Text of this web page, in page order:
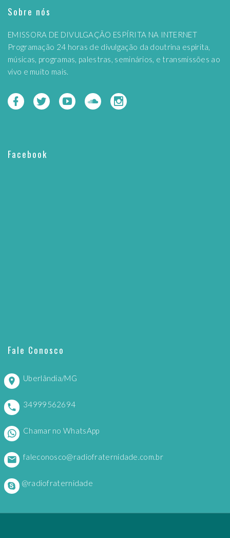
Sobre nós
EMISSORA DE DIVULGAÇÃO ESPÍRITA NA INTERNET
Programação 24 horas de divulgação da doutrina espírita,
músicas, programas, palestras, seminários, e transmissões ao
vivo e muito mais.
Facebook
Fale Conosco
Uberlândia/MG
34999562694
Chamar no WhatsApp
faleconosco@radiofraternidade.com.br
@radiofraternidade